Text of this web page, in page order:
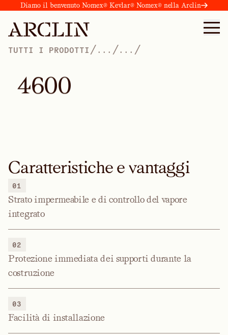
Diamo il benvenuto Nomex® Kevlar® Nomex® nella Arclin
TUTTI I PRODOTTI / ... /... /
4600
Caratteristiche e vantaggi
01
Strato impermeabile e di controllo del vapore
integrato
02
Protezione immediata dei supporti durante la
costruzione
03
Facilità di installazione